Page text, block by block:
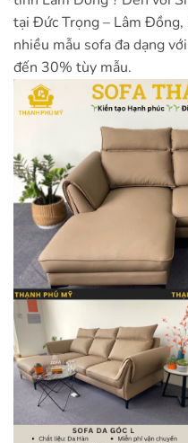
tại Đức Trọng – Lâm
nhiều mẫu sofa đa dạng
đến 30% tùy mẫu.